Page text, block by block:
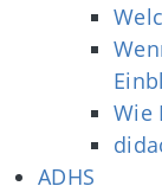
Wie
ADHS